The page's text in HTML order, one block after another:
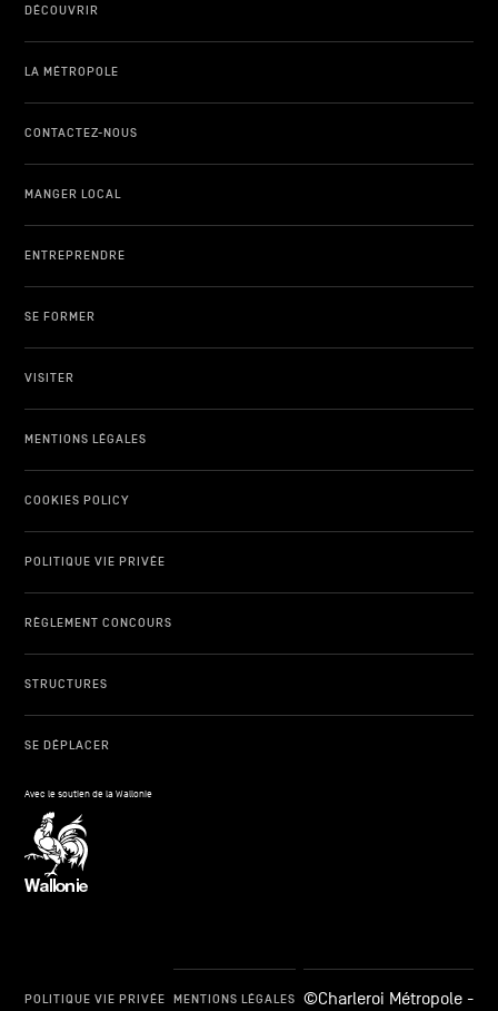
DÉCOUVRIR
LA MÉTROPOLE
CONTACTEZ-NOUS
MANGER LOCAL
ENTREPRENDRE
SE FORMER
VISITER
MENTIONS LÉGALES
COOKIES POLICY
POLITIQUE VIE PRIVÉE
RÈGLEMENT CONCOURS
STRUCTURES
SE DÉPLACER
Avec le soutien de la Wallonie
POLITIQUE VIE PRIVÉE MENTIONS LÉGALES ©Charleroi Métropole -